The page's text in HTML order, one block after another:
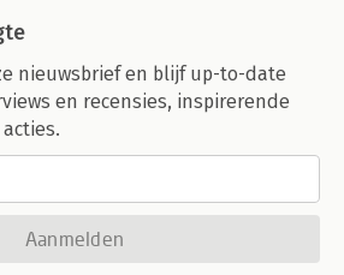
nieuwsbrief en blijf up-to-date
en recensies, inspirerende
Aanmelden